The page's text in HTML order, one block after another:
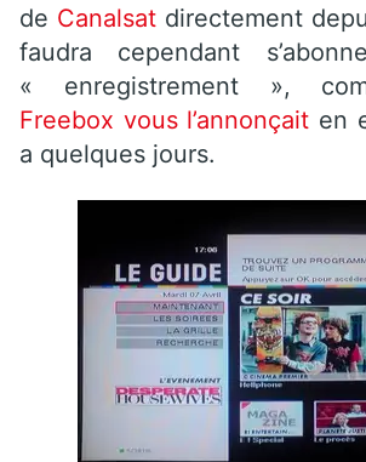
de Canalsat directement
faudra cependant
« enregistrement »,
Freebox vous l’annonçait en
a quelques jours.